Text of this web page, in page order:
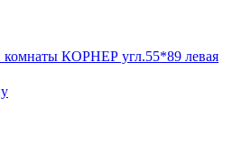
комнаты КОРНЕР угл.55*89 левая